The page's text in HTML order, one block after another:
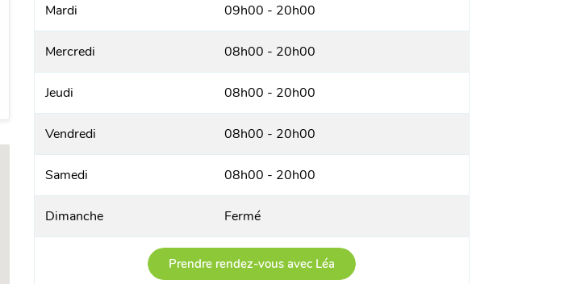
Mardi 09h00 - 20h00
Mercredi 08h00 - 20h00
Jeudi 08h00 - 20h00
Vendredi 08h00 - 20h00
Samedi 08h00 - 20h00
Dimanche Fermé
Prendre rendez-vous avec Léa